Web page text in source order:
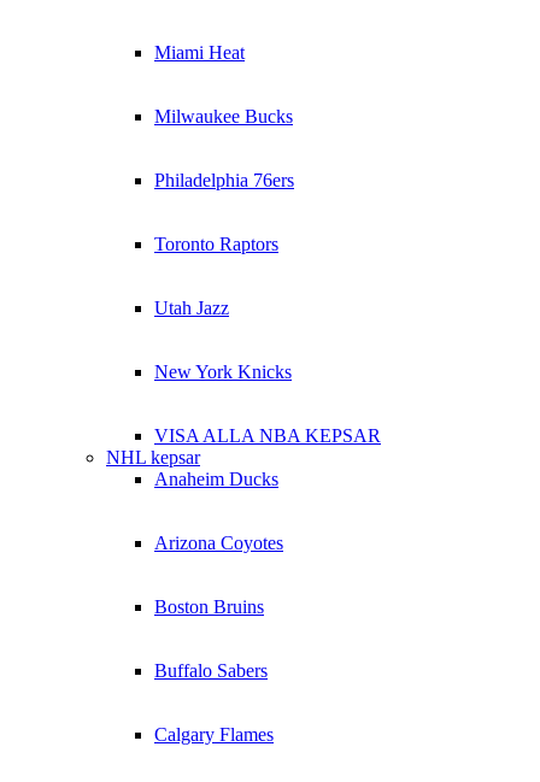
Miami Heat
Milwaukee Bucks
Philadelphia 76ers
Toronto Raptors
Utah Jazz
New York Knicks
VISA ALLA NBA KEPSAR
NHL kepsar
Anaheim Ducks
Arizona Coyotes
Boston Bruins
Buffalo Sabers
Calgary Flames